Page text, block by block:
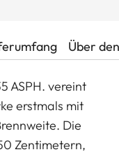
Über
ASPH. vereint
erstmals mit
Die
Zentimetern,